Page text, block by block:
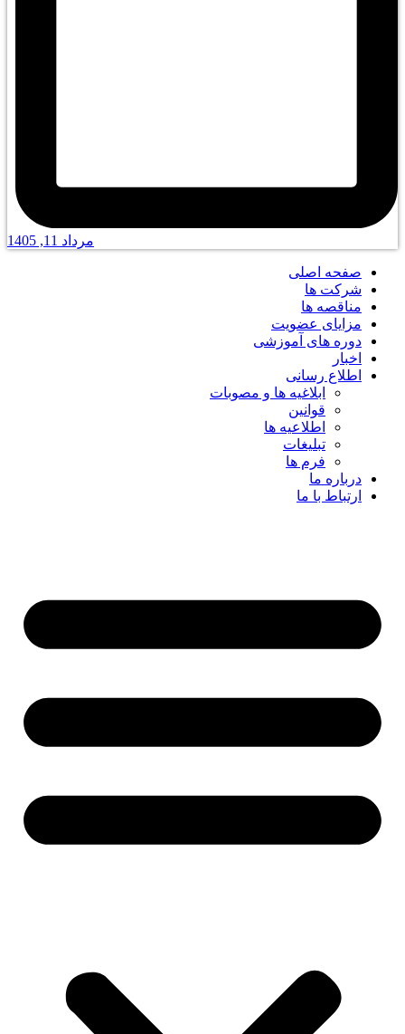
مرداد 11, 1405
صفحه اصلی
شرکت ها
مناقصه ها
مزایای عضویت
دوره های آموزشی
اخبار
اطلاع رسانی
ابلاغیه ها و مصوبات
قوانین
اطلاعیه ها
تبلیغات
فرم ها
درباره ما
ارتباط با ما